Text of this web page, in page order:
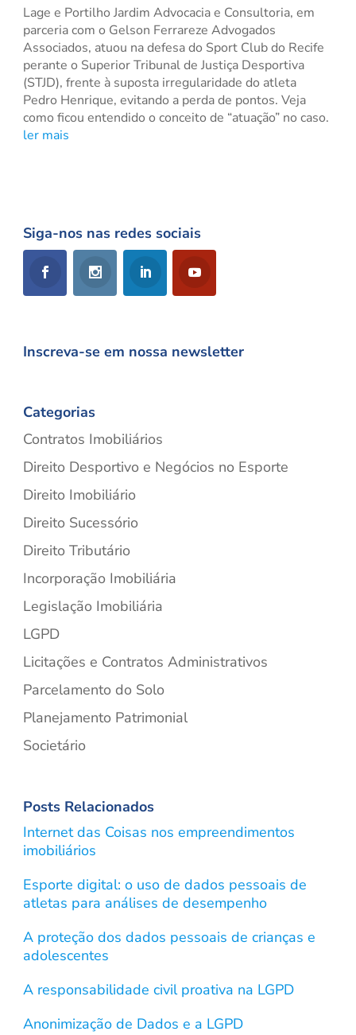
Lage e Portilho Jardim Advocacia e Consultoria, em
parceria com o Gelson Ferrareze Advogados
Associados, atuou na defesa do Sport Club do Recife
perante o Superior Tribunal de Justiça Desportiva
(STJD), frente à suposta irregularidade do atleta
Pedro Henrique, evitando a perda de pontos. Veja
como ficou entendido o conceito de “atuação” no caso.
ler mais
Siga-nos nas redes sociais
Inscreva-se em nossa newsletter
Categorias
Contratos Imobiliários
Direito Desportivo e Negócios no Esporte
Direito Imobiliário
Direito Sucessório
Direito Tributário
Incorporação Imobiliária
Legislação Imobiliária
LGPD
Licitações e Contratos Administrativos
Parcelamento do Solo
Planejamento Patrimonial
Societário
Posts Relacionados
Internet das Coisas nos empreendimentos
imobiliários
Esporte digital: o uso de dados pessoais de
atletas para análises de desempenho
A proteção dos dados pessoais de crianças e
adolescentes
A responsabilidade civil proativa na LGPD
Anonimização de Dados e a LGPD